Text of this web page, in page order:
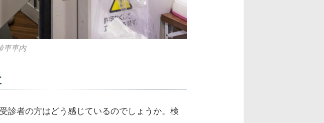
車車内
診者の方はどう感じているのでしょうか。検